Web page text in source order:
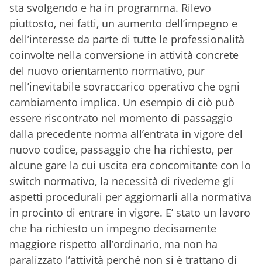
sta svolgendo e ha in programma. Rilevo
piuttosto, nei fatti, un aumento dell’impegno e
dell’interesse da parte di tutte le professionalità
coinvolte nella conversione in attività concrete
del nuovo orientamento normativo, pur
nell’inevitabile sovraccarico operativo che ogni
cambiamento implica. Un esempio di ciò può
essere riscontrato nel momento di passaggio
dalla precedente norma all’entrata in vigore del
nuovo codice, passaggio che ha richiesto, per
alcune gare la cui uscita era concomitante con lo
switch normativo, la necessità di rivederne gli
aspetti procedurali per aggiornarli alla normativa
in procinto di entrare in vigore. E’ stato un lavoro
che ha richiesto un impegno decisamente
maggiore rispetto all’ordinario, ma non ha
paralizzato l’attività perché non si è trattano di